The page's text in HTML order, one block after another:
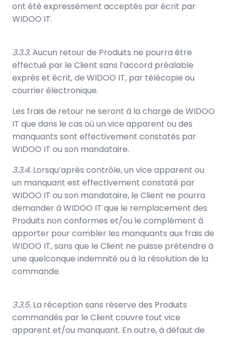
ont été expressément acceptés par écrit par
WIDOO IT.
3.3.3.Aucun retour de Produits ne pourra être
effectué par le Client sans l’accord préalable
exprès et écrit, de WIDOO IT, par télécopie ou
courrier électronique.
Les frais de retour ne seront à la charge de WIDOO
IT que dans le cas où un vice apparent ou des
manquants sont effectivement constatés par
WIDOO IT ou son mandataire.
3.3.4. Lorsqu’après contrôle, un vice apparent ou
un manquant est effectivement constaté par
WIDOO IT ou son mandataire, le Client ne pourra
demander à WIDOO IT que le remplacement des
Produits non conformes et/ou le complément à
apporter pour combler les manquants aux frais de
WIDOO IT, sans que le Client ne puisse prétendre à
une quelconque indemnité ou à la résolution de la
commande.
3.3.5. La réception sans réserve des Produits
commandés par le Client couvre tout vice
apparent et/ou manquant. En outre, à défaut de